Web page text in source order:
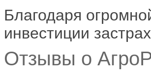
Благодаря
инвестиции
Отзывы о